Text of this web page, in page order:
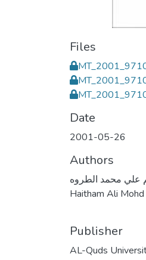
Files
Date
2001-05-26
Authors
علي محمد الطروه
Haitham Ali
Publisher
AL-Quds